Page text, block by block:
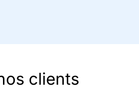
clients